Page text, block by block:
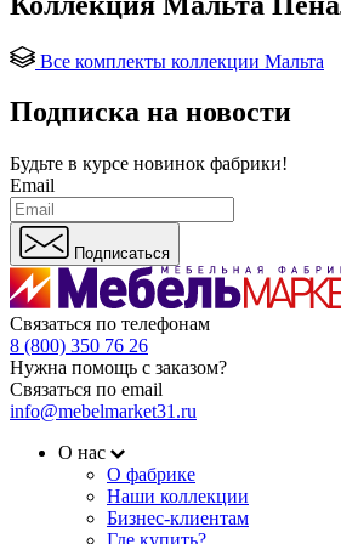
Все комплекты коллекции Мальта
Подписка на новости
Будьте в курсе новинок фабрики!
Email
Подписаться
Связаться по телефонам
8 (800) 350 76 26
Нужна помощь с заказом?
Связаться по email
info@mebelmarket31.ru
О нас
О фабрике
Наши коллекции
Бизнес-клиентам